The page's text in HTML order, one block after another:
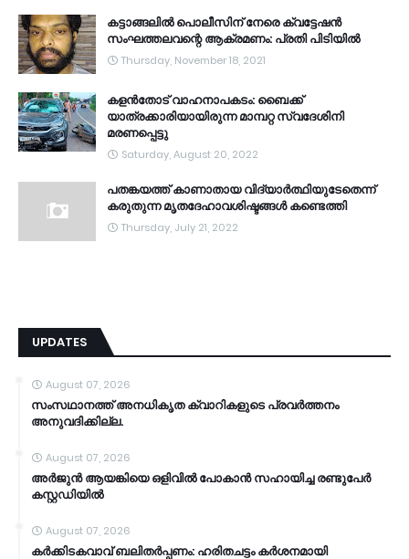
കട്ടാങ്ങലിൽ പൊലീസിന് നേരെ ക്വട്ടേഷൻ
സംഘത്തലവന്റെ ആക്രമണം: പ്രതി പിടിയിൽ
Thursday, November 18, 2021
കളൻതോട് വാഹനാപകടം: ബൈക്ക്
യാത്രക്കാരിയായിരുന്ന മാമ്പറ്റ സ്വദേശിനി
മരണപ്പെട്ടു
Saturday, August 20, 2022
പതങ്കയത്ത് കാണാതായ വിദ്യാർത്ഥിയുടേതെന്ന്
കരുതുന്ന മൃതദേഹാവശിഷ്ടങ്ങൾ കണ്ടെത്തി
Thursday, July 21, 2022
UPDATES
August 07, 2026
സംസഥാനത്ത് അനധികൃത ക്വാറികളുടെ പ്രവര്‍ത്തനം
അനുവദിക്കില്ല.
August 07, 2026
അര്‍ജുന്‍ ആയങ്കിയെ ഒളിവില്‍ പോകാന്‍ സഹായിച്ച രണ്ടുപേര്‍
കസ്റ്റഡിയിൽ
August 07, 2026
കര്‍ക്കിടകവാവ് ബലിതര്‍പ്പണം: ഹരിതചട്ടം കര്‍ശനമായി